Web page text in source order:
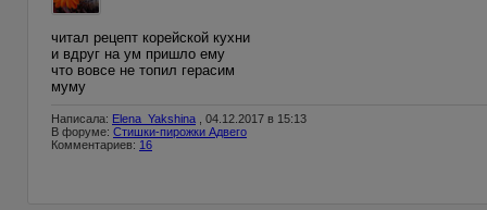
читал рецепт корейской кухни
и вдруг на ум пришло ему
что вовсе не топил герасим
муму
Написала: Elena_Yakshina , 04.12.2017 в 15:13
В форуме: Стишки-пирожки Адвего
Комментариев: 16